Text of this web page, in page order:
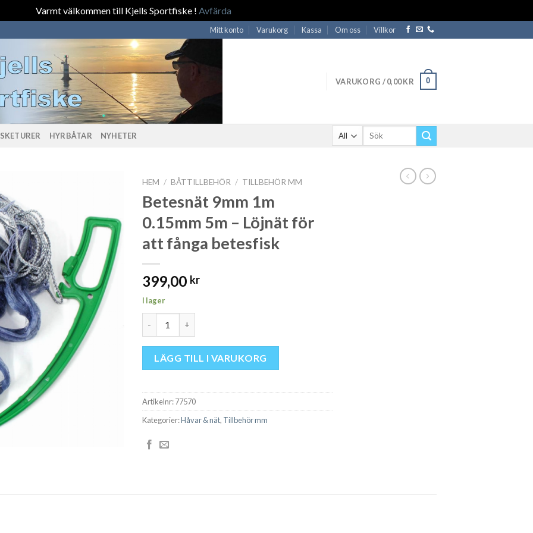
Varmt välkommen till Kjells Sportfiske ! Avfärda
Mitt konto Varukorg Kassa Om oss Villkor
VARUKORG /0,00KR 0
HYRBÅTAR NYHETER
Sök
HEM / BÅTTILLBEHÖR / TILLBEHÖR MM
Betesnät 9mm 1m
0.15mm 5m – Löjnät för
att fånga betesfisk
399,00 kr
I lager
LÄGG TILL I VARUKORG
Artikelnr:77570
Kategorier:Håvar & nät, Tillbehör mm